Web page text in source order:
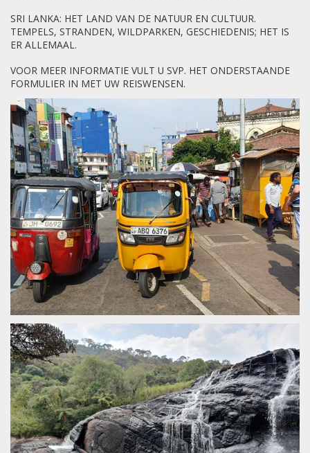
SRI LANKA: HET LAND VAN DE NATUUR EN CULTUUR.
TEMPELS, STRANDEN, WILDPARKEN, GESCHIEDENIS; HET IS
ER ALLEMAAL.
VOOR MEER INFORMATIE VULT U SVP. HET ONDERSTAANDE
FORMULIER IN MET UW REISWENSEN.